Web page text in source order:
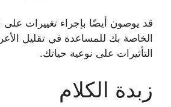
قد يوصون أيضًا بإجراء تغييرات على
الخاصة بك للمساعدة في تقليل
التأثيرات على نوعية حياتك.
زبدة الكلام